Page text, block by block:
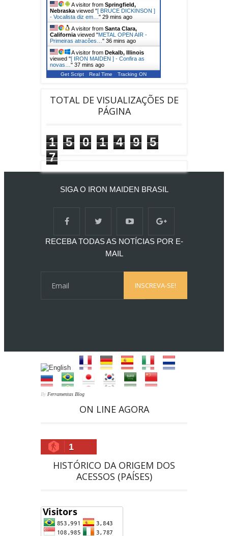
A visitor from Springfield,
Nebraska viewed "[ BRUCE DICKINSON ]
- Vocalista diz em… " 29 mins ago
A visitor from Santa Clara,
California viewed "METAL OPEN AIR -
Primeiras atracões… " 36 mins ago
A visitor from Dekalb, Illinois
viewed "[ IRON MAIDEN ] - Confira as
novas… " 37 mins ago
Get Script Real Time Tracking ON
TOTAL DE VISUALIZAÇÕES DE
PÁGINA
1 5 0 1 4 9
5
7
SIGA O IRON MAIDEN BRASIL
RECEBA TODAS AS NOTÍCIAS POR E-
MAIL
By Ferramentas Blog
ON LINE AGORA
1
HISTÓRICO DA ORIGEM DOS
ACESSOS (PAÍSES)